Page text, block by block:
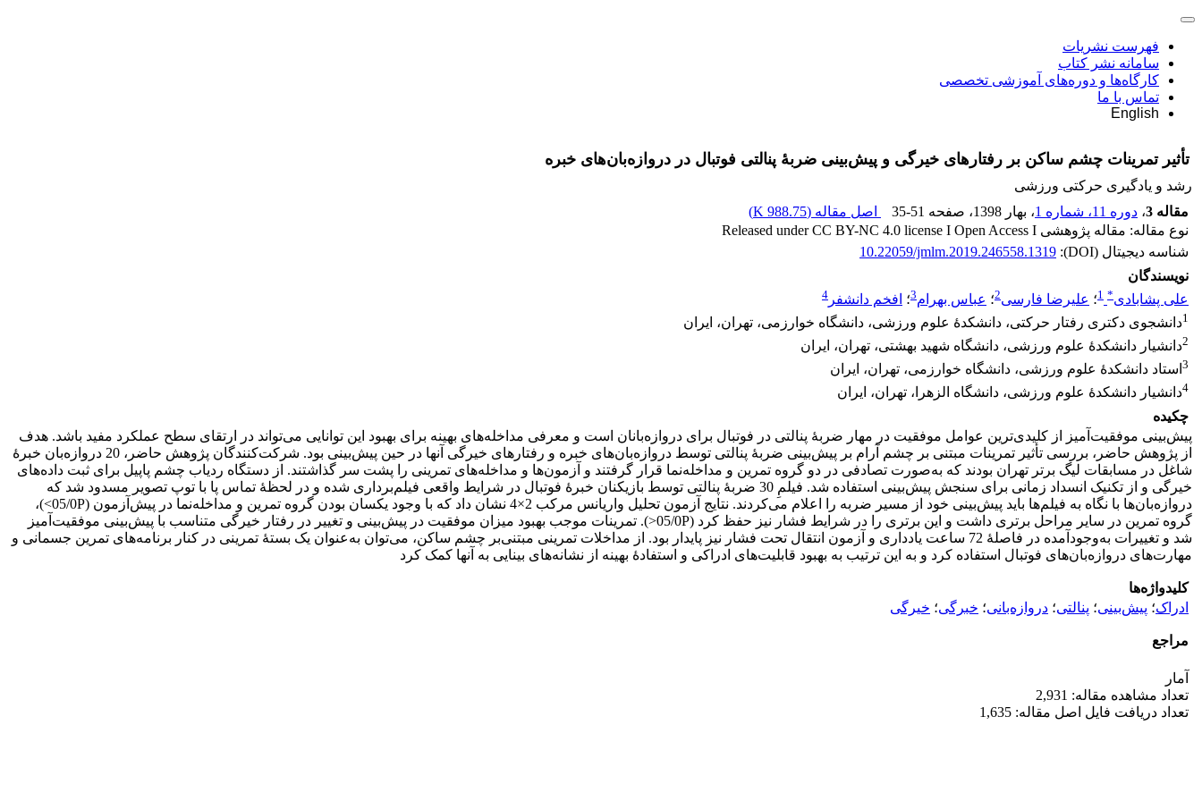
فهرست نشریات
سامانه نشر کتاب
کارگاه‌ها و دوره‌های آموزشی تخصصی
تماس با ما
English
تأثیر تمرینات چشم ساکن بر رفتارهای خیرگی و پیش‌بینی ضربۀ پنالتی فوتبال در دروازه‌بان‌های خبره
رشد و یادگیری حرکتی ورزشی
مقاله 3
، دوره 11، شماره 1 ، بهار 1398 ، صفحه 35-51 اصل مقاله (988.75 K
)
نوع مقاله: مقاله پژوهشی Released under CC BY-NC 4.0 license I Open Access I
شناسه دیجیتال (DOI):
10.22059/jmlm.2019.246558.1319
نویسندگان
علی پشابادی*
1؛ علیرضا فارسی2؛ عباس بهرام3؛ افخم دانشفر 4
1دانشجوی دکتری رفتار حرکتی، دانشکدۀ علوم ورزشی، دانشگاه خوارزمی، تهران، ایران
2دانشیار دانشکدۀ علوم ورزشی، دانشگاه شهید بهشتی، تهران، ایران
3 استاد دانشکدۀ علوم ورزشی، دانشگاه خوارزمی، تهران، ایران
4دانشیار دانشکدۀ علوم ورزشی، دانشگاه الزهرا، تهران، ایران
چکیده
پیش‌بینی موفقیت‌آمیز از کلیدی‌ترین عوامل موفقیت در مهار ضربۀ پنالتی در فوتبال برای دروازه‌بانان است و معرفی مداخله‌های بهینه برای بهبود این توانایی می‌تواند در ارتقای سطح عملکرد مفید باشد. هدف
از پژوهش حاضر، بررسی تأثیر تمرینات مبتنی بر چشم آرام بر پیش‌بینی ضربۀ پنالتی توسط دروازه‌بان‌های خبره و رفتارهای خیرگی آنها در حین پیش‌بینی بود. شرکت‌کنندگان پژوهش حاضر، 20 دروازه‌بان خبرۀ
شاغل در مسابقات لیگ برتر تهران بودند که به‌صورت تصادفی در دو گروه تمرین و مداخله‌نما قرار گرفتند و آزمون‌ها و مداخله‌های تمرینی را پشت سر گذاشتند. از دستگاه ردیاب چشم پاپیل برای ثبت داده‌های
خیرگی و از تکنیک انسداد زمانی برای سنجش پیش‌بینی استفاده شد. فیلمِ 30 ضربۀ پنالتی توسط بازیکنان خبرۀ فوتبال در شرایط واقعی فیلم‌برداری شده و در لحظۀ تماس پا با توپ تصویر مسدود شد که
دروازه‌بان‌ها با نگاه به فیلم‌ها باید پیش‌بینی خود از مسیر ضربه را اعلام می‌کردند. نتایج آزمون تحلیل واریانس مرکب 2×4 نشان داد که با وجود یکسان بودن گروه تمرین و مداخله‌نما در پیش‌آزمون (05/0P>)،
گروه تمرین در سایر مراحل برتری داشت و این برتری را در شرایط فشار نیز حفظ کرد (05/0P<). تمرینات موجب بهبود میزان موفقیت در پیش‌بینی و تغییر در رفتار خیرگی متناسب با پیش‌بینی موفقیت‌آمیز
شد و تغییرات به‌وجودآمده در فاصلۀ 72 ساعت یادداری و آزمون انتقال تحت فشار نیز پایدار بود. از مداخلات تمرینی مبتنی‌بر چشم ساکن، می‌توان به‌عنوان یک بستۀ تمرینی در کنار برنامه‌های تمرین جسمانی و
مهارت‌های دروازه‌بان‌های فوتبال استفاده کرد و به این ترتیب به بهبود قابلیت‌های ادراکی و استفادۀ بهینه از نشانه‌های بینایی به آنها کمک کرد
کلیدواژه‌ها
ادراک؛ پیش‌بینی؛ پنالتی؛ دروازه‌بانی؛ خبرگی؛ خیرگی
مراجع
آمار
تعداد مشاهده مقاله: 2,931
تعداد دریافت فایل اصل مقاله: 1,635